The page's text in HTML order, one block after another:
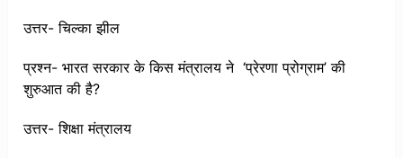
उत्तर- चिल्का झील
प्रश्न- भारत सरकार के किस मंत्रालय ने ‘प्रेरणा प्रोग्राम’ की
शुरुआत की है?
उत्तर- शिक्षा मंत्रालय